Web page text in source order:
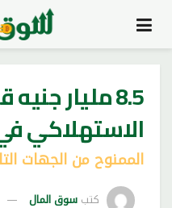
8.5 مليار
الاستهلاكي في
الممنوح من الجهات
كتب سوق المال